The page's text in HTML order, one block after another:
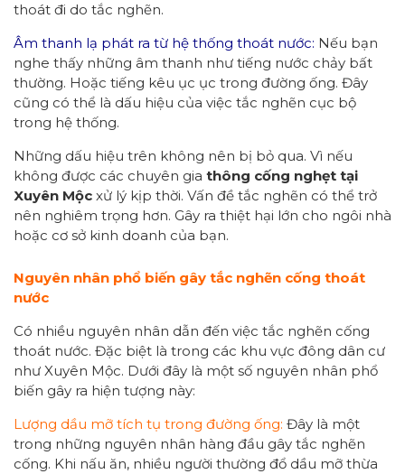
thoát đi do tắc nghẽn.
Âm thanh lạ phát ra từ hệ thống thoát nước: Nếu bạn
nghe thấy những âm thanh như tiếng nước chảy bất
thường. Hoặc tiếng kêu ục ục trong đường ống. Đây
cũng có thể là dấu hiệu của việc tắc nghẽn cục bộ
trong hệ thống.
Những dấu hiệu trên không nên bị bỏ qua. Vì nếu
không được các chuyên gia thông cống nghẹt tại
Xuyên Mộc xử lý kịp thời. Vấn đề tắc nghẽn có thể trở
nên nghiêm trọng hơn. Gây ra thiệt hại lớn cho ngôi nhà
hoặc cơ sở kinh doanh của bạn.
Nguyên nhân phổ biến gây tắc nghẽn cống thoát
nước
Có nhiều nguyên nhân dẫn đến việc tắc nghẽn cống
thoát nước. Đặc biệt là trong các khu vực đông dân cư
như Xuyên Mộc. Dưới đây là một số nguyên nhân phổ
biến gây ra hiện tượng này:
Lượng dầu mỡ tích tụ trong đường ống: Đây là một
trong những nguyên nhân hàng đầu gây tắc nghẽn
cống. Khi nấu ăn, nhiều người thường đổ dầu mỡ thừa